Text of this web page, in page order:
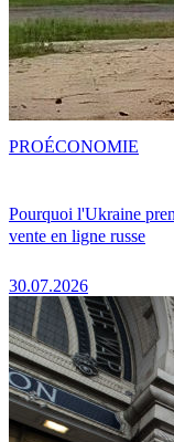
Pourquoi l'Ukraine
vente en ligne russe
30.07.2026
PROÉCONOMIE